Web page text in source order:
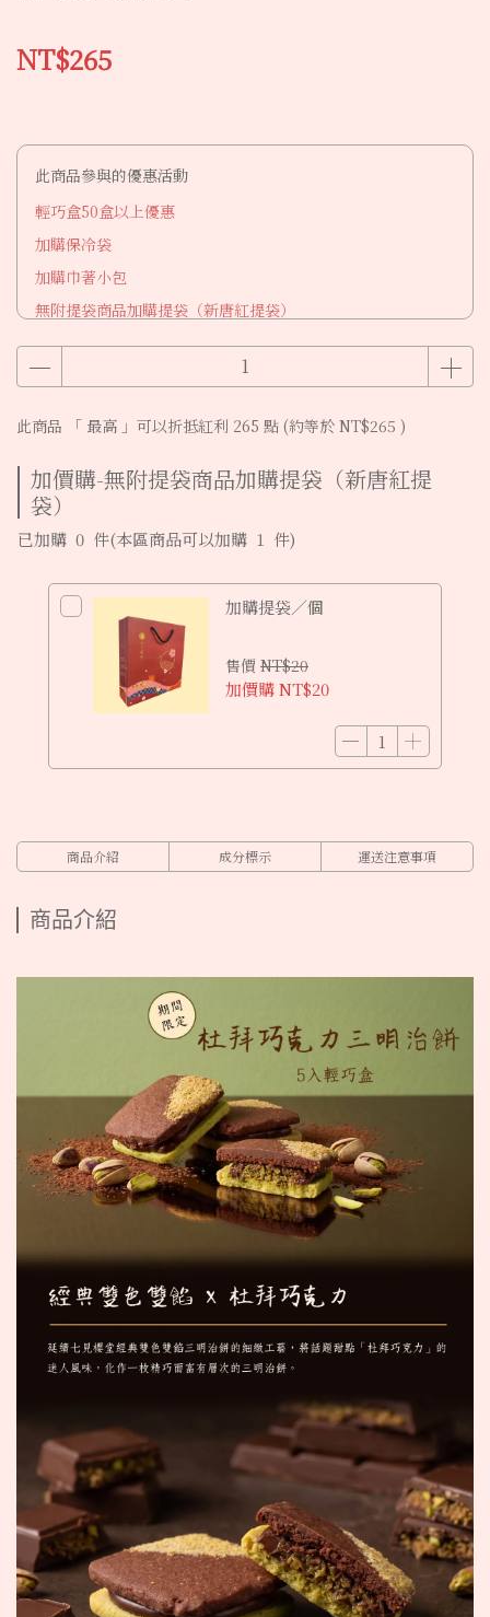
NT$265
此商品參與的優惠活動
輕巧盒50盒以上優惠
加購保冷袋
加購巾著小包
無附提袋商品加購提袋（新唐紅提袋）
此商品 「 最高 」可以折抵紅利 265 點 (約等於 NT$265 )
加價購-無附提袋商品加購提袋（新唐紅提
袋）
已加購 0 件(本區商品可以加購 1 件)
加購提袋／個
售價 NT$20
加價購NT$20
商品介紹 成分標示 運送注意事項
商品介紹